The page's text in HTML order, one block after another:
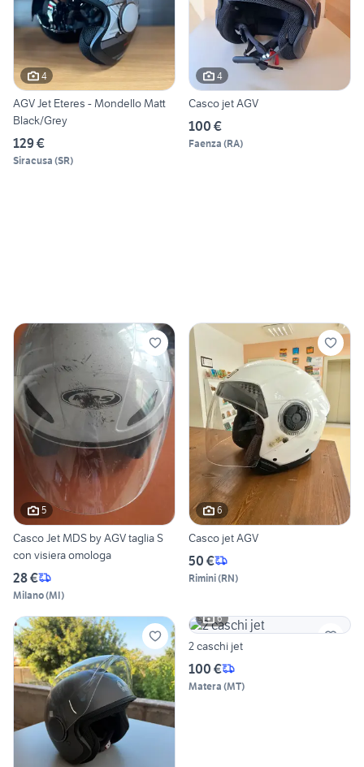
4
AGV Jet Eteres - Mondello Matt
Black/Grey
129 €
Siracusa (SR)
4
Casco jet AGV
100 €
Faenza (RA)
5
Casco Jet MDS by AGV taglia S
con visiera omologa
28 €
Milano(MI)
6
Casco jet AGV
50 €
Rimini(RN)
6
2 caschi jet
100 €
Matera (MT)